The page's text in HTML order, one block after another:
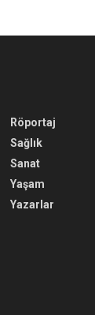
Röportaj
Sağlık
Sanat
Yaşam
Yazarlar